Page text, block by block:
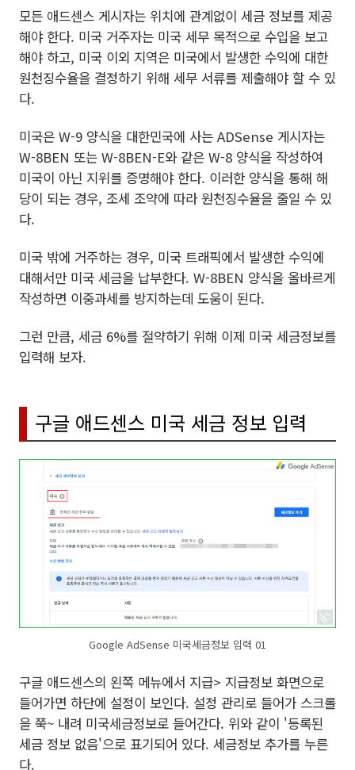
모든 애드센스 게시자는 위치에 관계없이 세금 정보를 제공
해야 한다. 미국 거주자는 미국 세무 목적으로 수입을 보고
해야 하고, 미국 이외 지역은 미국에서 발생한 수익에 대한
원천징수율을 결정하기 위해 세무 서류를 제출해야 할 수 있
다.
미국은 W-9 양식을 대한민국에 사는 ADSense 게시자는
W-8BEN 또는 W-8BEN-E와 같은 W-8 양식을 작성하여
미국이 아닌 지위를 증명해야 한다. 이러한 양식을 통해 해
당이 되는 경우, 조세 조약에 따라 원천징수율을 줄일 수 있
다.
미국 밖에 거주하는 경우, 미국 트래픽에서 발생한 수익에
대해서만 미국 세금을 납부한다. W-8BEN 양식을 올바르게
작성하면 이중과세를 방지하는데 도움이 된다.
그런 만큼, 세금 6%를 절약하기 위해 이제 미국 세금정보를
입력해 보자.
구글 애드센스 미국 세금 정보 입력
Google AdSense 미국세금정보 입력 01
구글 애드센스의 왼쪽 메뉴에서 지급> 지급정보 화면으로
들어가면 하단에 설정이 보인다. 설정 관리로 들어가 스크롤
을 쭉~ 내려 미국세금정보로 들어간다. 위와 같이 '등록된
세금 정보 없음'으로 표기되어 있다. 세금정보 추가를 누른
다.